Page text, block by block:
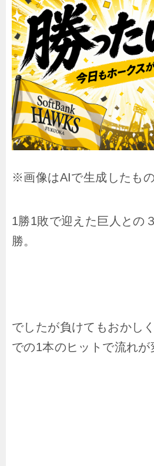
※画像はAIで生成したもの
1勝1敗で迎えた巨人との
勝。
でしたが負けてもおかし
での1本のヒットで流れが